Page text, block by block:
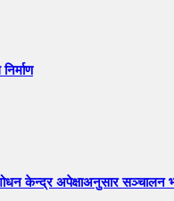
केन्द्र अपेक्षाअनुसार सञ्चालन